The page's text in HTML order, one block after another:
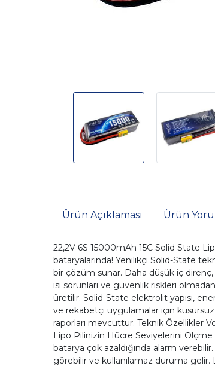
Ürün Açıklaması Ürün
22,2V 6S 15000mAh 15C Solid State
bataryalarında! Yenilikçi Solid-State
bir çözüm sunar. Daha düşük iç
ısı sorunları ve güvenlik riskleri
üretilir. Solid-State elektrolit yapısı,
ve rekabetçi uygulamalar için
raporları mevcuttur. Teknik Özellikler
Lipo Pilinizin Hücre Seviyelerini
batarya çok azaldığında alarm
görebilir ve kullanılamaz duruma gelir.